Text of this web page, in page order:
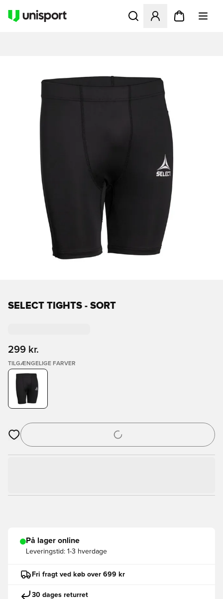
Åbner en Modal til at
SELECT TIGHTS - SORT
299 kr.
TILGÆNGELIGE FARVER
Åbner en Modal til at logge ind eller tilmelde dig som medlem
På lager online
Leveringstid: 1-3 hverdage
Fri fragt ved køb over 699 kr
30 dages returret